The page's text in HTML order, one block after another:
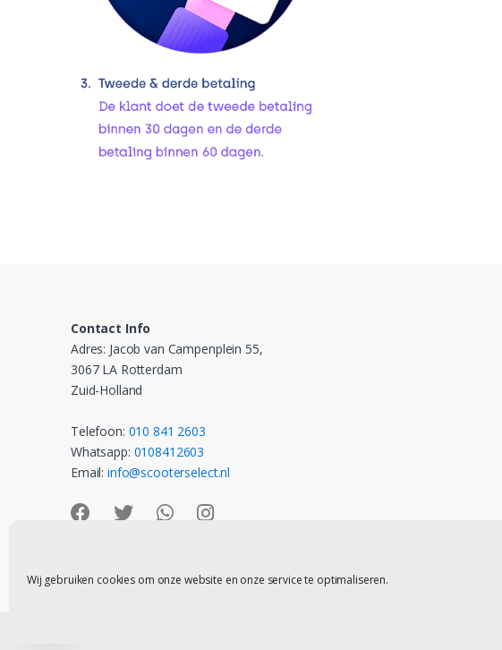
Wij gebruiken cookies om onze website en onze service te optimaliseren.
Contact Info
Adres: Jacob van Campenplein 55,
3067 LA Rotterdam
Zuid-Holland
Telefoon: 010 841 2603
Whatsapp: 0108412603
Email:info@scooterselect.nl